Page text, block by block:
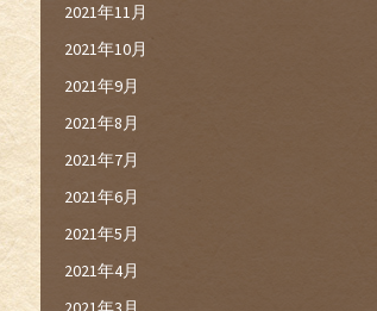
2021年11月
2021年10月
2021年9月
2021年8月
2021年7月
2021年6月
2021年5月
2021年4月